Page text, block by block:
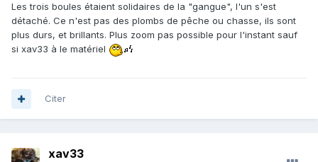
Les trois boules étaient solidaires de la "gangue", l'un s'est
détaché. Ce n'est pas des plombs de pêche ou chasse, ils sont
plus durs, et brillants. Plus zoom pas possible pour l'instant sauf
si xav33 à le matériel
Citer
xav33